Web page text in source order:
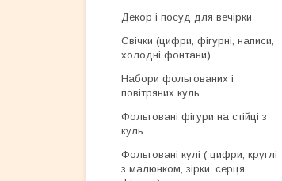
Декор і посуд для вечірки
Свічки (цифри, фігурні, написи,
холодні фонтани)
Набори фольгованих і
повітряних куль
Фольговані фігури на стійці з
куль
Фольговані кулі ( цифри, круглі
з малюнком, зірки, серця,